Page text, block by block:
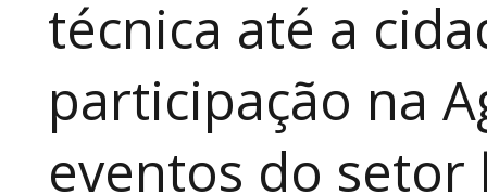
técnica até a
participação na
eventos do